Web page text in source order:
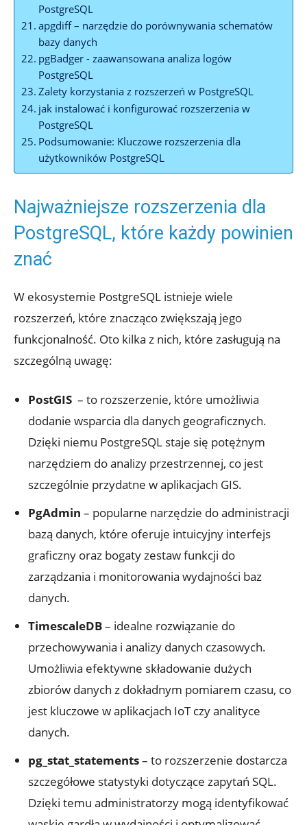
PostgreSQL
apgdiff – narzędzie do porównywania ⁣schematów
bazy danych
pgBadger -⁢ zaawansowana analiza logów
PostgreSQL
Zalety korzystania z ‍rozszerzeń⁢ w PostgreSQL
jak instalować i konfigurować rozszerzenia w
PostgreSQL
Podsumowanie:​ Kluczowe rozszerzenia​ dla
użytkowników PostgreSQL
Najważniejsze⁤ rozszerzenia⁣ dla
PostgreSQL, które ​każdy⁢ powinien
znać
W ekosystemie ⁤PostgreSQL istnieje wiele
rozszerzeń, które‍ znacząco zwiększają jego
funkcjonalność. Oto‌ kilka z nich, które⁢ zasługują na
szczególną uwagę:
PostGIS ‍ – to rozszerzenie, które umożliwia
‍dodanie‍ wsparcia dla danych geograficznych.
Dzięki niemu PostgreSQL staje ​się‌ potężnym
narzędziem ⁤do ‍analizy przestrzennej, co jest
szczególnie przydatne w aplikacjach ‌GIS.
PgAdmin – popularne ⁣narzędzie do ⁤administracji
bazą danych, które oferuje intuicyjny interfejs
graficzny oraz bogaty zestaw funkcji do
zarządzania i​ monitorowania wydajności baz
danych.
TimescaleDB⁣–⁣ idealne rozwiązanie do
przechowywania i analizy danych czasowych.
Umożliwia efektywne składowanie dużych
zbiorów⁤ danych z dokładnym pomiarem czasu, co
jest‍ kluczowe⁢ w aplikacjach IoT czy analityce
danych.
pg_stat_statements– ‍to rozszerzenie⁢ dostarcza
szczegółowe statystyki dotyczące zapytań ⁤SQL.
Dzięki ⁤temu administratorzy mogą⁤ identyfikować